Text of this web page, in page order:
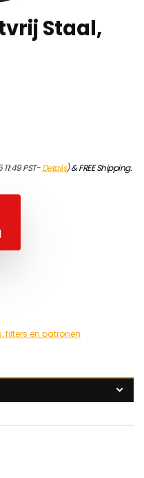
Staal,
PST-Details)&FREE Shipping.
filters en patronen